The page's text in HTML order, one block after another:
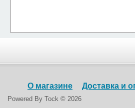
О магазине Доставка и
Powered By Tock © 2026